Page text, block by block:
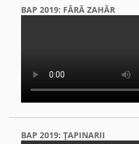
BAP 2019: FĂRĂ ZAHĂR
BAP 2019: ŢAPINARII